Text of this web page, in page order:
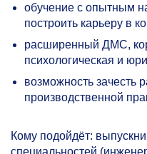
обучение с опытным
построить карьеру в
расширенный ДМС,
психологическая и
возможность зачесть
производственной
Кому подойдёт:
специальностей